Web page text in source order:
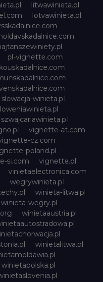
litwawinieta.pl
lotvawinieta.pl
pl-vignette.com
slowacja-winieta.pl
szwajcariawinieta.pl
vignette-at.com
cz.com
poland.pl
si.com
vignette.pl
vinietaelectronica.com
wegrywinieta.pl
winieta-litwa.pl
winieta-wegry.pl
winietaaustria.pl
winietalitwa.pl
winietapolska.pl